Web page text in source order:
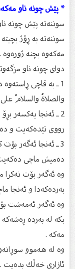
* پێش چونە ناو
سوننەتە پێش چونە
سوننەتە بە ڕۆژ
مەكەوە بچنە ژورەوە .
دوای چونە ناو
1 ـ بە قاچی ڕاستەوە
والصلاةُ والسلامُ
2 ـ ئەنجا یەكسەر بڕۆ
رووی تێدەكەیت و
3 ـ ئەنجا ئەگەر بۆت
دەمیش ماچی
وە ئەگەر بۆت نەكرا
بەردەكەدا و ئەنجا
وە ئەگەر ئەمەشت بۆ
بكە لە بەردە ڕەشەكە
مەكە .
وە لە هەموو
ئازاری خەڵك بدەیت .